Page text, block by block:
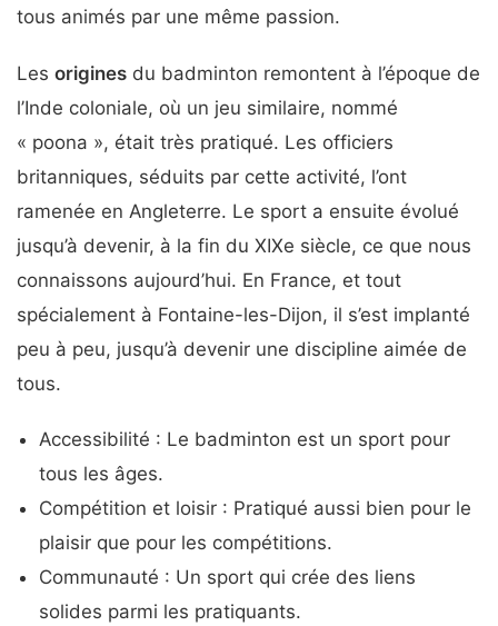
tous animés par une même passion.
Les origines du badminton remontent à l’époque de
l’Inde coloniale, où un jeu similaire, nommé
« poona », était très pratiqué. Les officiers
britanniques, séduits par cette activité, l’ont
ramenée en Angleterre. Le sport a ensuite évolué
jusqu’à devenir, à la fin du XIXe siècle, ce que nous
connaissons aujourd’hui. En France, et tout
spécialement à Fontaine-les-Dijon, il s’est implanté
peu à peu, jusqu’à devenir une discipline aimée de
tous.
Accessibilité : Le badminton est un sport pour
tous les âges.
Compétition et loisir : Pratiqué aussi bien pour le
plaisir que pour les compétitions.
Communauté : Un sport qui crée des liens
solides parmi les pratiquants.